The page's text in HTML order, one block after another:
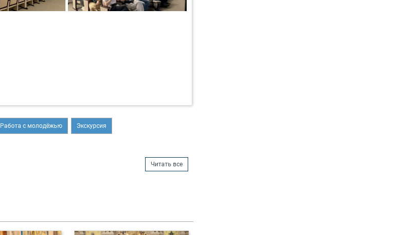
Работа с молодёжью Экскурсия
Читать все